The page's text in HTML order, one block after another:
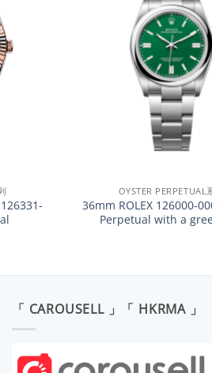
OYSTER PERPETUAL
36mm ROLEX 126000-
Perpetual with a
「 CAROUSELL 」「 HKRMA 」